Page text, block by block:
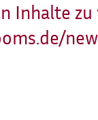
Inhalte zu